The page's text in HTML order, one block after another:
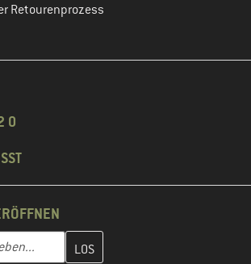
Retourenprozess
0
Adresse ein und erstelle im nächsten